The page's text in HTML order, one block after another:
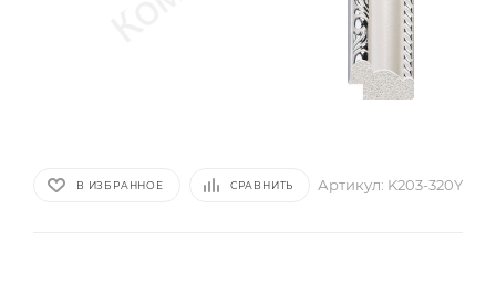
В ИЗБРАННОЕ СРАВНИТЬ Артикул: K203-320Y